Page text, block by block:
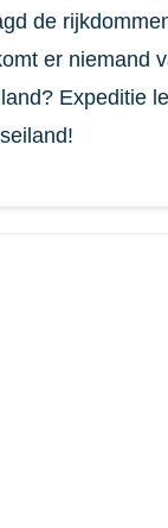
de
er niemand
Expeditie